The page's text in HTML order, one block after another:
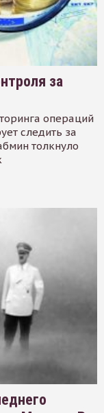
за
операций
следить за
толкнуло